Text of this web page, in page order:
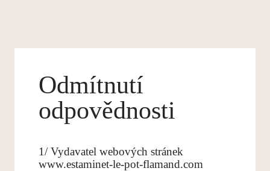
Odmítnutí
odpovědnosti
1/ Vydavatel webových stránek
www.estaminet-le-pot-flamand.com